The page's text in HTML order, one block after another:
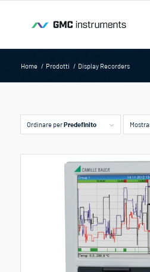
Home / Prodotti / Display Recorders
Ordinare perPredefinito